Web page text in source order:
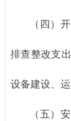
（四）开
排查整改支
设备建设、
（五）安